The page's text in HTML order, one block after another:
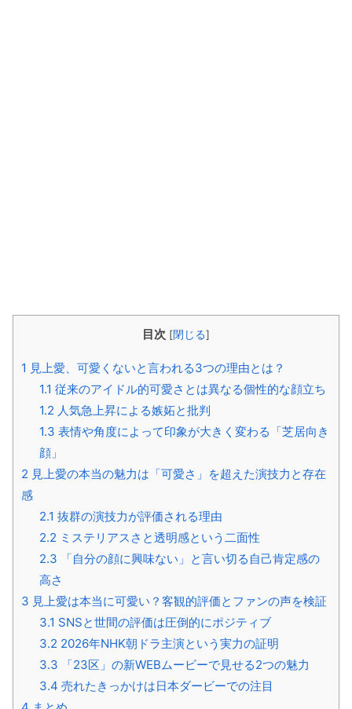
目次 [閉じる]
1 見上愛、可愛くないと言われる3つの理由とは？
1.1 従来のアイドル的可愛さとは異なる個性的な顔立ち
1.2 人気急上昇による嫉妬と批判
1.3 表情や角度によって印象が大きく変わる「芝居向き
顔」
2 見上愛の本当の魅力は「可愛さ」を超えた演技力と存在
感
2.1 抜群の演技力が評価される理由
2.2 ミステリアスさと透明感という二面性
2.3 「自分の顔に興味ない」と言い切る自己肯定感の
高さ
3 見上愛は本当に可愛い？客観的評価とファンの声を検証
3.1 SNSと世間の評価は圧倒的にポジティブ
3.2 2026年NHK朝ドラ主演という実力の証明
3.3 「23区」の新WEBムービーで見せる2つの魅力
3.4 売れたきっかけは日本ダービーでの注目